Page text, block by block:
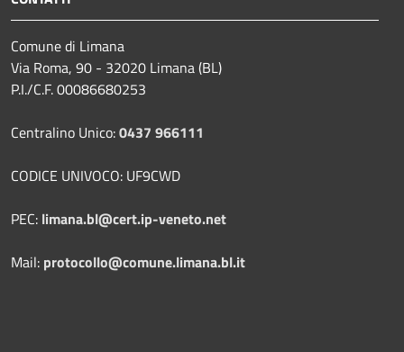
Comune di Limana
Via Roma, 90 - 32020 Limana (BL)
P.I./C.F. 00086680253
Centralino Unico:0437 966111
CODICE UNIVOCO: UF9CWD
PEC: limana.bl@cert.ip-veneto.net
Mail: protocollo@comune.limana.bl.it